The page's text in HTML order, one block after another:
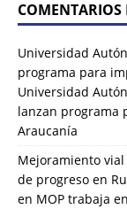
COMENTARIOS
Universidad
programa para
Universidad
lanzan programa
Araucanía
Mejoramiento
de progreso en
en MOP trabaja